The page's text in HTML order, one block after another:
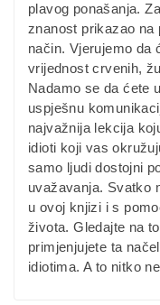
plavog ponašanja.
znanost prikazao
način. Vjerujemo da
vrijednost crvenih,
Nadamo se da ćete
uspješnu
najvažnija lekcija
idioti koji vas
samo ljudi dostojni
uvažavanja. Svatko
u ovoj knjizi i s
života. Gledajte na
primjenjujete ta
idiotima. A to nitko